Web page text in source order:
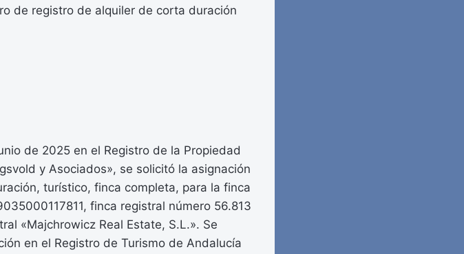
de registro de alquiler de corta duración
de 2025 en el Registro de la Propiedad
y Asociados», se solicitó la asignación
turístico, finca completa, para la finca
finca registral número 56.813
«Majchrowicz Real Estate, S.L.». Se
en el Registro de Turismo de Andalucía